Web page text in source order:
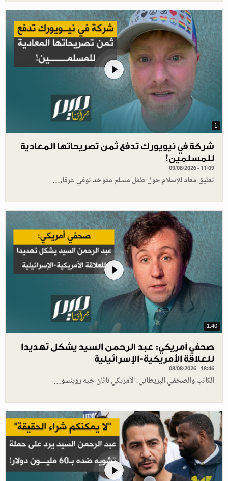
1
شركة في نيويورك تدفع ثمن تصريحاتها المعادية
للمسلمين!
09/08/2026 - 11:09
تعليق معاد للإسلام حول طفل مسلم متوحّد توفي غرقا،…
1.40
صحفي أمريكي: عبد الرحمن السيد يشكل تهديدا
للعلاقة الأمريكية-الإسرائيلية
08/08/2026 - 18:46
الكاتب والصحفي البريطاني-الأمريكي ناثان جيه روبنسو…